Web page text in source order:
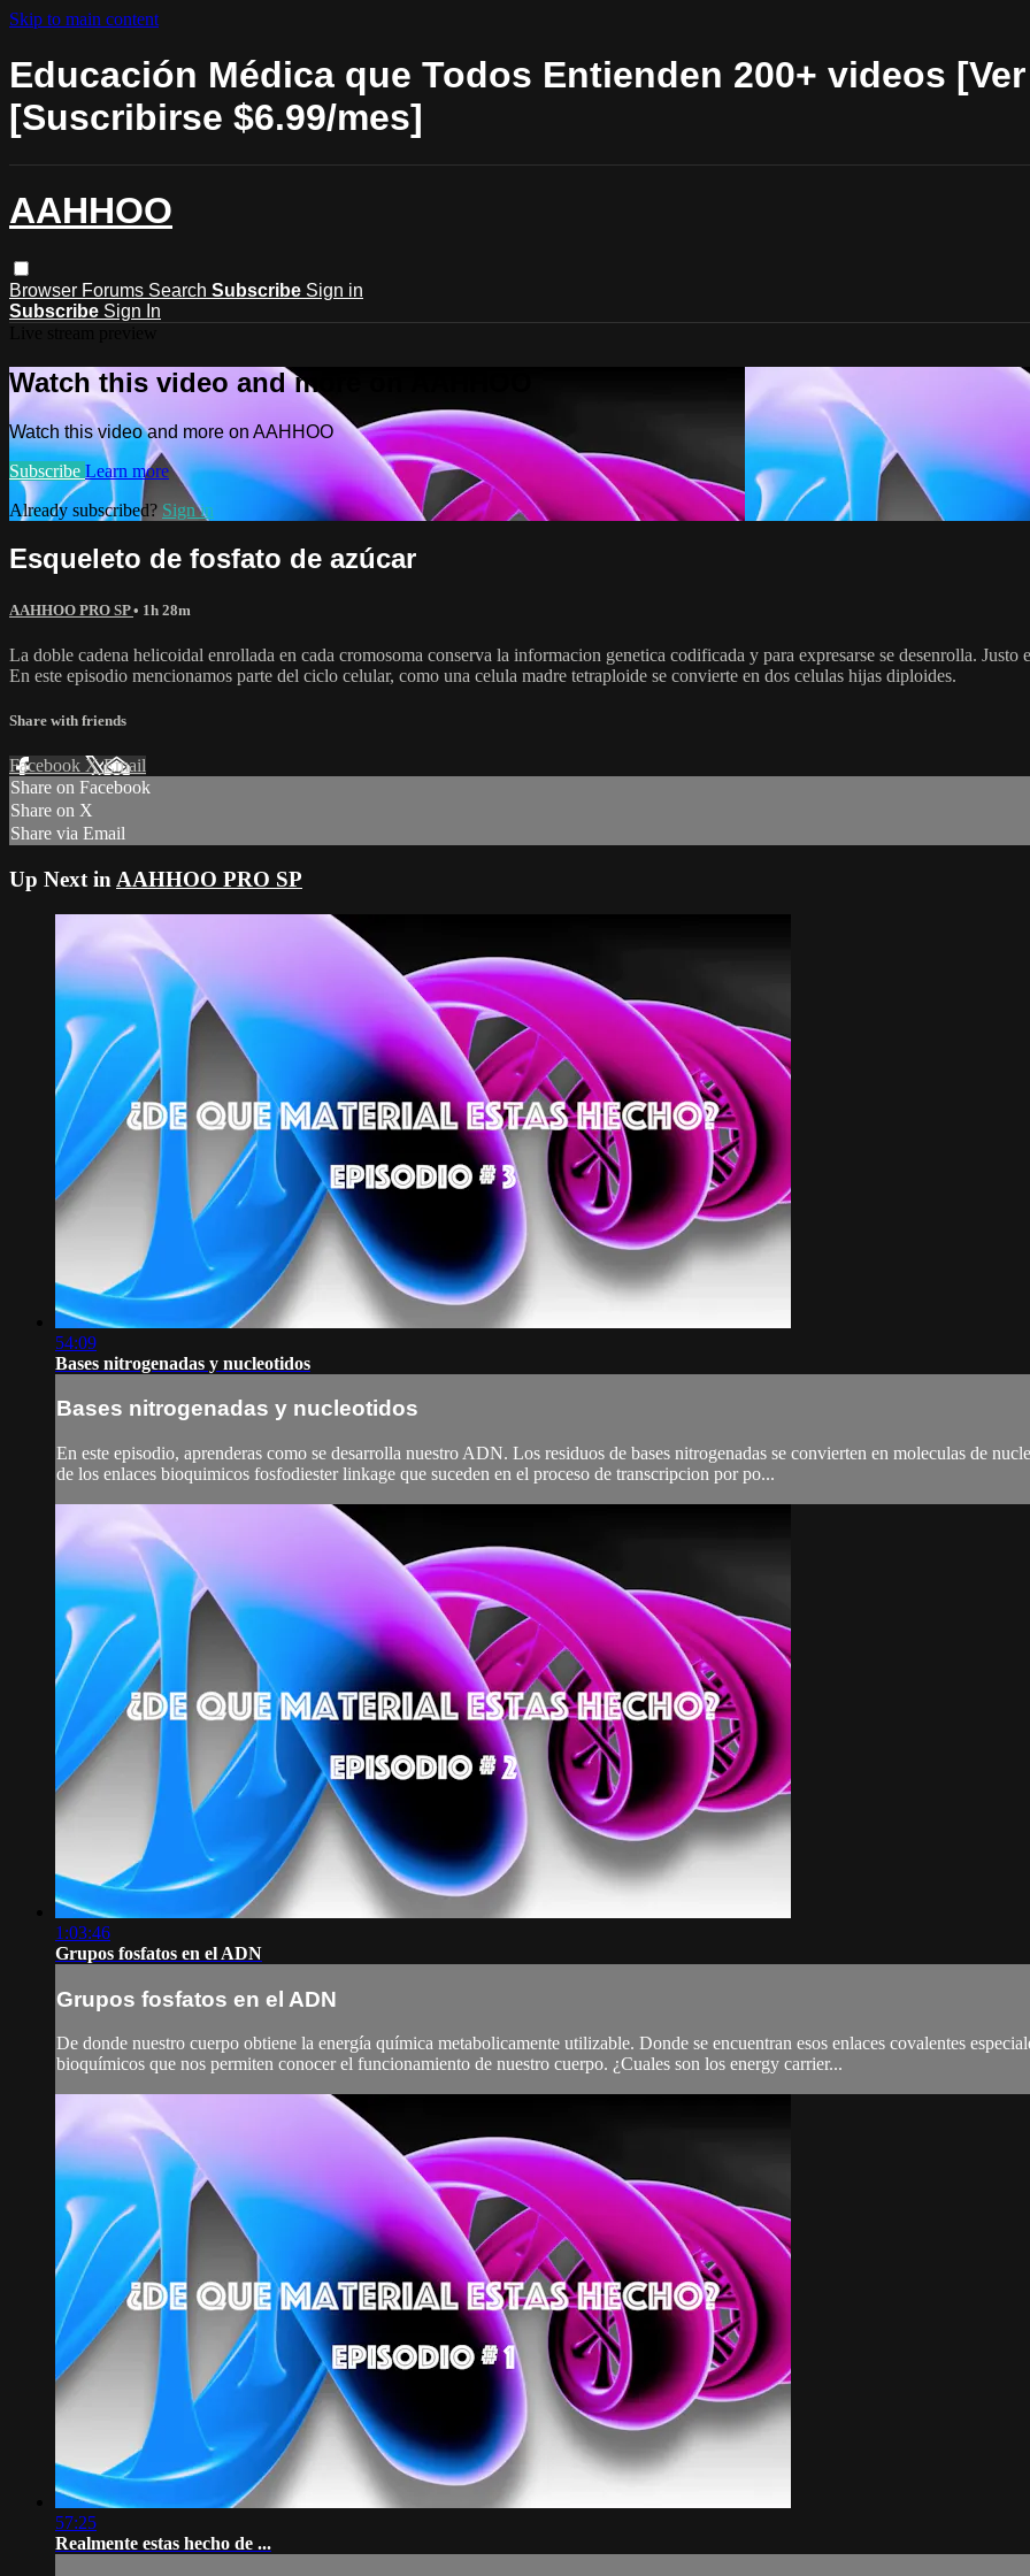
Skip to main content
Educación Médica que Todos Entienden 200+ videos
[Suscribirse $6.99/mes]
AAHHOO
Browser Forums Search Subscribe Sign in
Subscribe Sign In
Watch this video and more on AAHHOO
Watch this video and more on AAHHOO
Subscribe Learn more
Already subscribed? Sign in
Esqueleto de fosfato de azúcar
AAHHOO PRO SP• 1h 28m
La doble cadena helicoidal enrollada en cada cromosoma conserva la informacion genetica codificada y para expresarse se desenrolla.
En este episodio mencionamos parte del ciclo celular, como una celula madre tetraploide se convierte en dos celulas hijas diploides.
Share with friends
Facebook XEmail
Share on Facebook
Share on X
Share via Email
Up Next in AAHHOO PRO SP
54:09
Bases nitrogenadas y nucleotidos
Bases nitrogenadas y nucleotidos
En este episodio, aprenderas como se desarrolla nuestro ADN. Los residuos de bases nitrogenadas se convierten en moleculas de
de los enlaces bioquimicos fosfodiester linkage que suceden en el proceso de transcripcion por po...
1:03:46
Grupos fosfatos en el ADN
Grupos fosfatos en el ADN
De donde nuestro cuerpo obtiene la energía química metabolicamente utilizable. Donde se encuentran esos enlaces covalentes
bioquímicos que nos permiten conocer el funcionamiento de nuestro cuerpo. ¿Cuales son los energy carrier...
57:25
Realmente estas hecho de ...